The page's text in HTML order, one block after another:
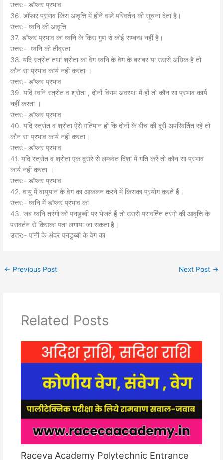
उत्तर:- डॉप्लर प्रभाव
36. डॉप्लर प्रभाव किस आवृत्ति में होने वाले परिवर्तन की सूचना देता है।
उत्तर:- ध्वनि की आवृत्ति
37. डॉप्लर प्रभाव का ध्वनि के किस गुण से कोई सम्बन्ध नहीं है।
उत्तर:- ध्वनि की तीव्रता
38. यदि स्त्रोत तथा श्रोता का वेग ध्वनि के वेग के बराबर या उससे अधिक है तो
कौन सा प्रभाव कार्य नहीं करता ।
उत्तर:- डॉप्लर प्रभाव
39. यदि ध्वनि स्त्रोत व श्रोता , दोनों विराम अवस्था में हों तो कौन सा प्रभाव कार्य
नहीं करता ।
उत्तर:- डॉप्लर प्रभाव
40. यदि स्त्रोत व श्रोता ऐसे गतिमान हों कि दोनों के बीच की दूरी अपरिवर्तित रहे तो
कौन सा प्रभाव कार्य नहीं करता।
उत्तर:- डॉप्लर प्रभाव
41. यदि स्त्रोत व श्रोता एक दुसरे से लम्बवत दिशा में गति करें तो कौन सा प्रभाव
कार्य नहीं करता ।
उत्तर:- डॉप्लर प्रभाव
42. वायु में वायुयान के वेग का आकलन करने में किसका प्रयोग करते हैं।
उत्तर:- ध्वनि में डॉप्लर प्रभाव का
43. जब ध्वनि तरंगो को पनडुब्बी पर भेजते हैं तो उससे परावर्तित तरंगो की आवृत्ति के
परावर्तन से किसका पता लगाया जा सकता है।
उत्तर:- पानी के अंदर पनडुब्बी के वेग का
← Previous Post Next Post →
Related Posts
Raceva Academy Polytechnic Entrance